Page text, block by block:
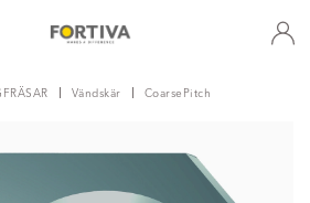
Vändskär CoarsePitch